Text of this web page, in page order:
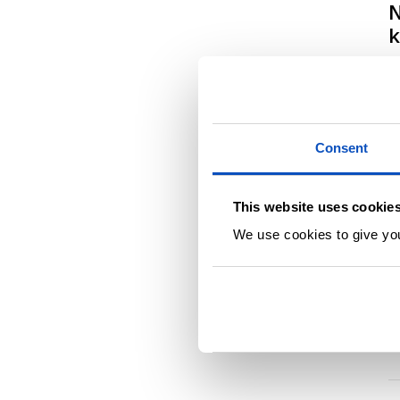
Consent
This website uses
We use cookies to give